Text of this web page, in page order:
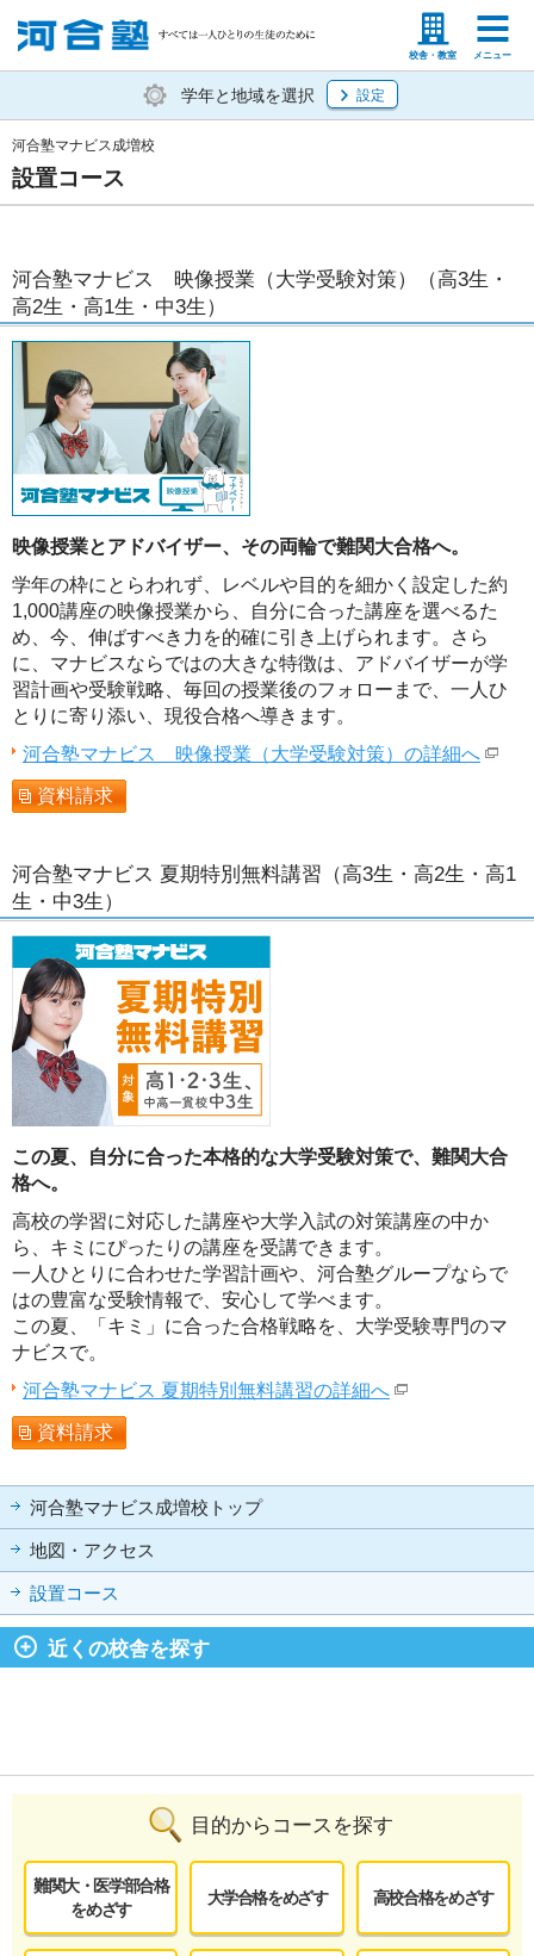
校舎・教室 メニュー
塾生の方 高等学校の先生
学年と地域を選択 設定
設置コース
河合塾マナビス成増校
河合塾マナビス 映像授業（大学受験対策）（高3生・
高2生・高1生・中3生）
映像授業とアドバイザー、その両輪で難関大合格へ。
学年の枠にとらわれず、レベルや目的を細かく設定した約
1,000講座の映像授業から、自分に合った講座を選べるた
め、今、伸ばすべき力を的確に引き上げられます。さら
に、マナビスならではの大きな特徴は、アドバイザーが学
習計画や受験戦略、毎回の授業後のフォローまで、一人ひ
とりに寄り添い、現役合格へ導きます。
河合塾マナビス 映像授業（大学受験対策）の詳細へ
資料請求
河合塾マナビス 夏期特別無料講習（高3生・高2生・高1
生・中3生）
この夏、自分に合った本格的な大学受験対策で、難関大合
格へ。
高校の学習に対応した講座や大学入試の対策講座の中か
ら、キミにぴったりの講座を受講できます。
一人ひとりに合わせた学習計画や、河合塾グループならで
はの豊富な受験情報で、安心して学べます。
この夏、「キミ」に合った合格戦略を、大学受験専門のマ
ナビスで。
河合塾マナビス 夏期特別無料講習の詳細へ
資料請求
河合塾マナビス成増校トップ
地図・アクセス
設置コース
近くの校舎を探す
目的からコースを探す
難関大・医学部合格
をめざす
大学合格をめざす 高校合格をめざす